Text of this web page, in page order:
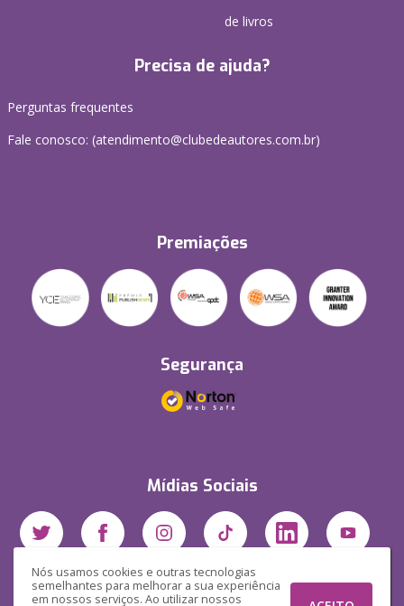
Nós usamos cookies e outras tecnologias
semelhantes para melhorar a sua experiência
em nossos serviços. Ao utilizar nossos
de livros
Precisa de ajuda?
Perguntas frequentes
Fale conosco: (atendimento@clubedeautores.com.br)
Premiações
Segurança
Mídias Sociais